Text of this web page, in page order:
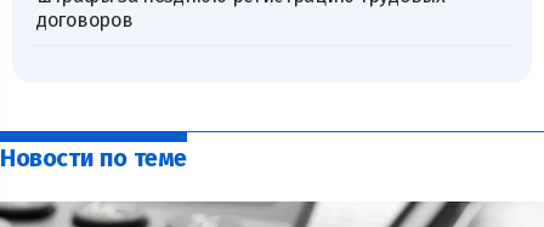
договоров
Новости по теме